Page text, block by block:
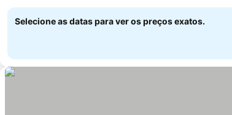
Selecione as datas para ver os preços exatos.